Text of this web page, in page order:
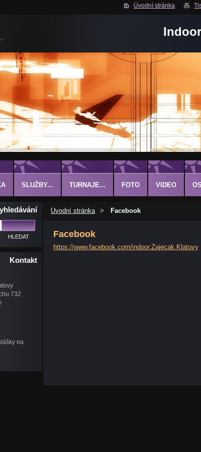
Úvodní stránka
Kontakt
732
na
Úvodní stránka > Facebook
Facebook
https://www.facebook.com/indoor.Zajecak.Klatovy
SLUŽBY... TURNAJE... FOTO VIDEO